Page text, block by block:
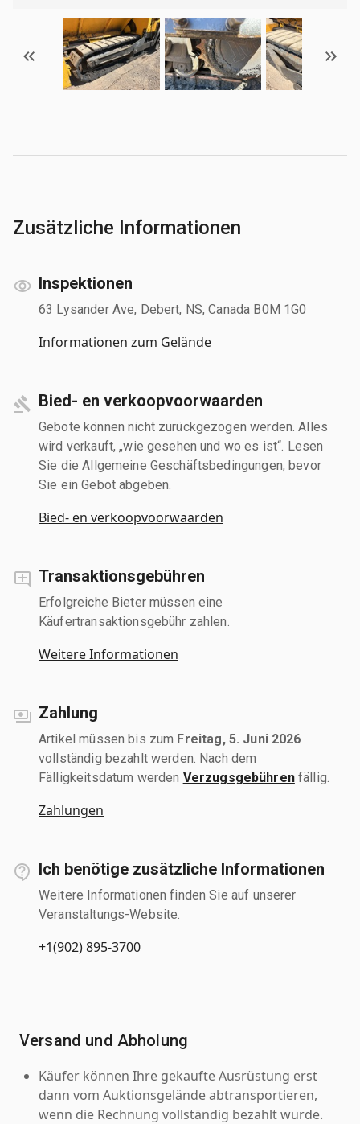
Zusätzliche Informationen
Inspektionen
63 Lysander Ave, Debert, NS, Canada B0M 1G0
Informationen zum Gelände
Bied- en verkoopvoorwaarden
Gebote können nicht zurückgezogen werden. Alles
wird verkauft, „wie gesehen und wo es ist“. Lesen
Sie die Allgemeine Geschäftsbedingungen, bevor
Sie ein Gebot abgeben.
Bied- en verkoopvoorwaarden
Transaktionsgebühren
Erfolgreiche Bieter müssen eine
Käufertransaktionsgebühr zahlen.
Weitere Informationen
Zahlung
Artikel müssen bis zum Freitag, 5. Juni 2026
vollständig bezahlt werden. Nach dem
Fälligkeitsdatum werden Verzugsgebührenfällig.
Zahlungen
Ich benötige zusätzliche Informationen
Weitere Informationen finden Sie auf unserer
Veranstaltungs-Website.
+1(902) 895-3700
Versand und Abholung
Käufer können Ihre gekaufte Ausrüstung erst
dann vom Auktionsgelände abtransportieren,
wenn die Rechnung vollständig bezahlt wurde.